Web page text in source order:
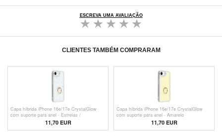
ESCREVA UMA AVALIAÇÃO
CLIENTES TAMBÉM COMPRARAM
Capa híbrida iPhone 16e/17e CrystalGlow
com suporte para anel - Estrelas /
11,70 EUR
Capa híbrida iPhone 16e/17e CrystalGlow
com suporte para anel - Amarelo
11,70 EUR